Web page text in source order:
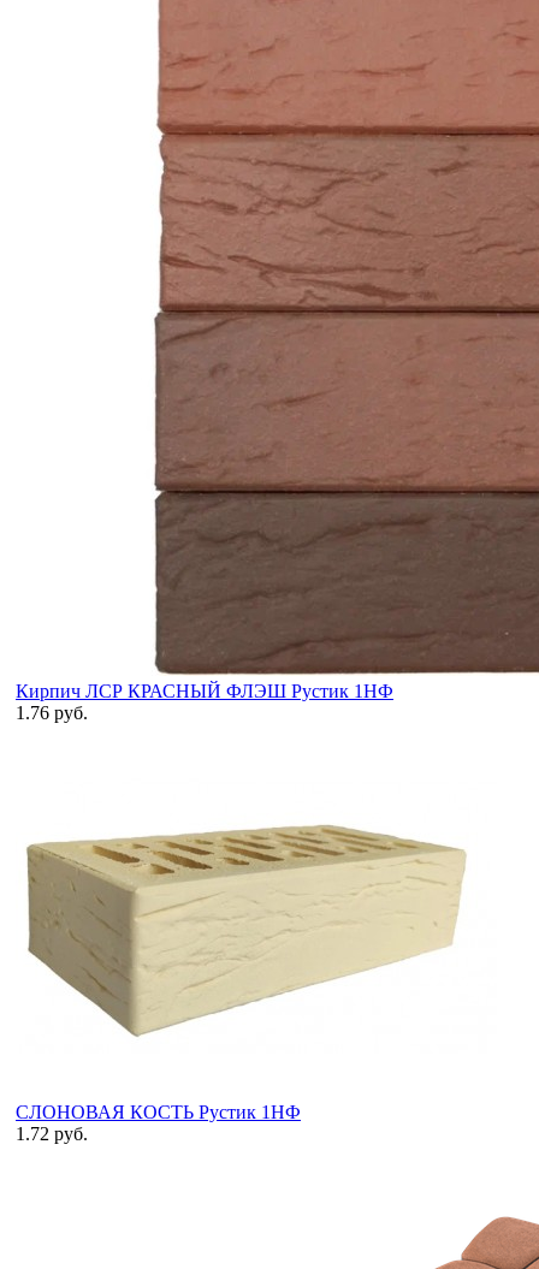
Кирпич ЛСР КРАСНЫЙ ФЛЭШ Рустик 1НФ
1.76 руб.
СЛОНОВАЯ КОСТЬ Рустик 1НФ
1.72 руб.